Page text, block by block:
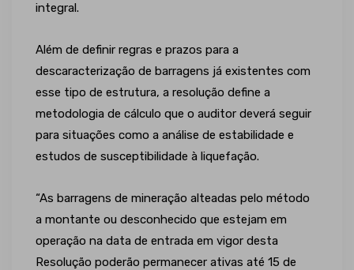
integral.
Além de definir regras e prazos para a
descaracterização de barragens já existentes com
esse tipo de estrutura, a resolução define a
metodologia de cálculo que o auditor deverá seguir
para situações como a análise de estabilidade e
estudos de susceptibilidade à liquefação.
“As barragens de mineração alteadas pelo método
a montante ou desconhecido que estejam em
operação na data de entrada em vigor desta
Resolução poderão permanecer ativas até 15 de